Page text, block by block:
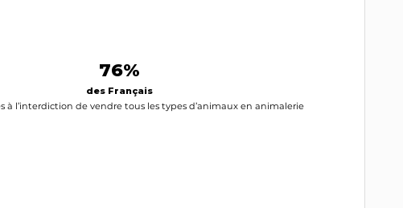
76%
des Français
à l’interdiction de vendre tous les types d’animaux en animalerie